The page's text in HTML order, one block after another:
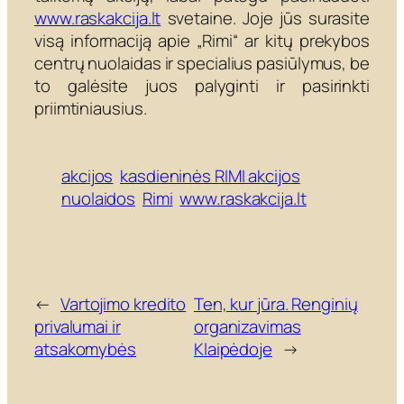
www.raskakcija.lt svetaine. Joje jūs surasite
visą informaciją apie „Rimi“ ar kitų prekybos
centrų nuolaidas ir specialius pasiūlymus, be
to galėsite juos palyginti ir pasirinkti
priimtiniausius.
akcijos kasdieninės RIMI akcijos
nuolaidos Rimi www.raskakcija.lt
← Vartojimo kredito
privalumai ir
atsakomybės
Ten, kur jūra. Renginių
organizavimas
Klaipėdoje →